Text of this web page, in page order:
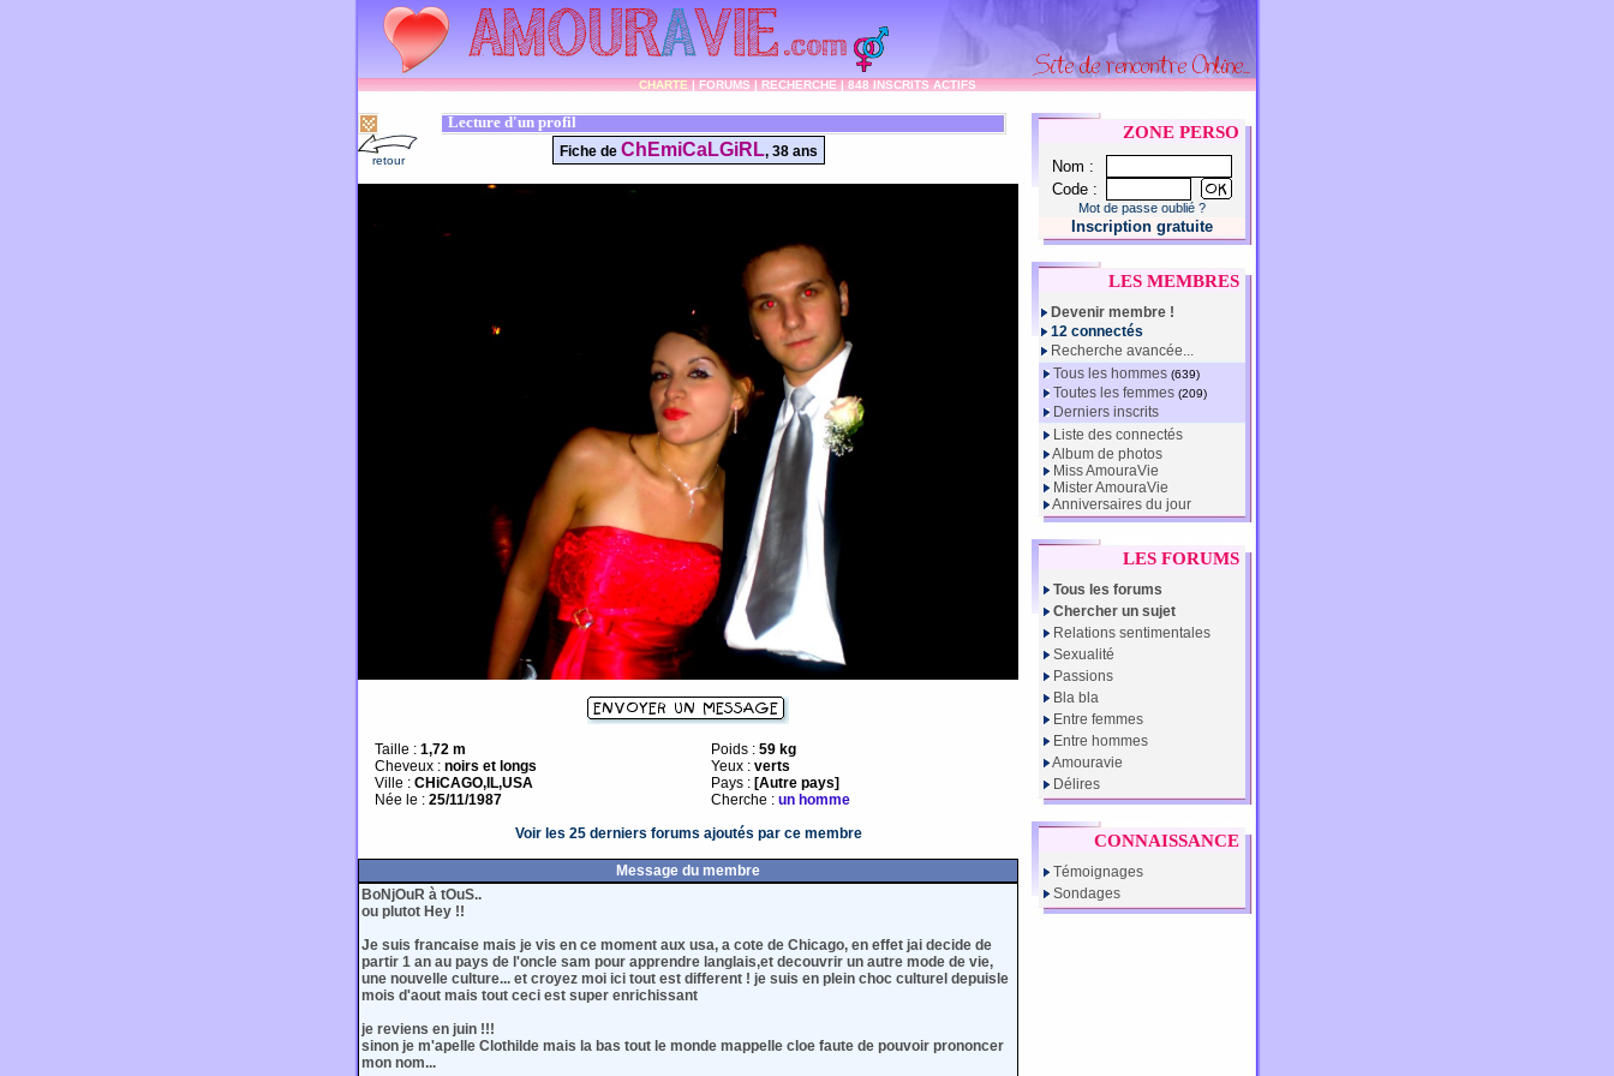
CHARTE|FORUMS|RECHERCHE|848 INSCRITS ACTIFS
Lecture d'un profil
retour
Fiche de ChEmiCaLGiRL, 38 ans
Taille : 1,72 m
Cheveux : noirs et longs
Ville : CHiCAGO,IL,USA
Née le : 25/11/1987
Poids : 59 kg
Yeux : verts
Pays : [Autre pays]
Cherche : un homme
Voir les 25 derniers forums ajoutés par ce membre
Message du membre
BoNjOuR à tOuS..
ou plutot Hey !!
Je suis francaise mais je vis en ce moment aux usa, a cote de Chicago, en effet jai decide de
partir 1 an au pays de l'oncle sam pour apprendre langlais,et decouvrir un autre mode de vie,
une nouvelle culture... et croyez moi ici tout est different ! je suis en plein choc culturel depuisle
mois d'aout mais tout ceci est super enrichissant
je reviens en juin !!!
sinon je m'apelle Clothilde mais la bas tout le monde mappelle cloe faute de pouvoir prononcer
mon nom...
ZONE PERSO
Nom :
Code :
Mot de passe oublié ?
Inscription gratuite
LES MEMBRES
Devenir membre !
12 connectés
Recherche avancée...
Tous les hommes (639)
Toutes les femmes (209)
Derniers inscrits
Liste des connectés
Album de photos
Miss AmouraVie
Mister AmouraVie
Anniversaires du jour
LES FORUMS
Tous les forums
Chercher un sujet
Relations sentimentales
Sexualité
Passions
Bla bla
Entre femmes
Entre hommes
Amouravie
Délires
CONNAISSANCE
Témoignages
Sondages